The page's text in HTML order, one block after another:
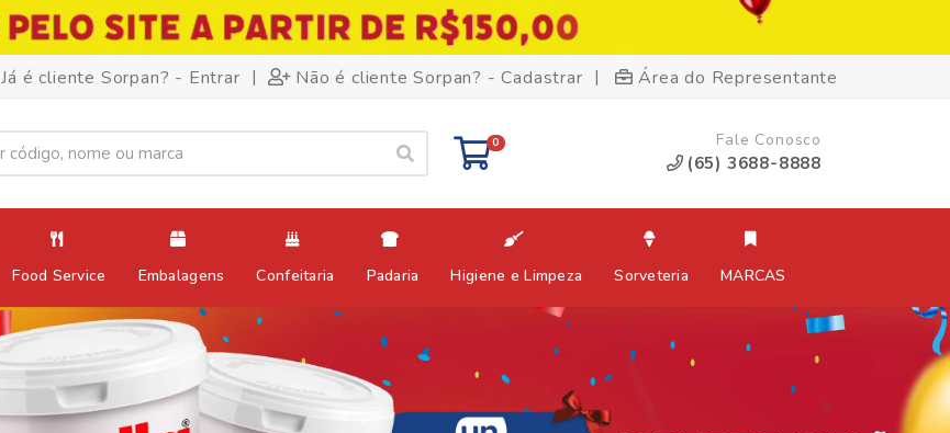
Já é cliente Sorpan? - Entrar | Não é cliente Sorpan? - Cadastrar | Área do Representante
0 Fale Conosco
(65) 3688-8888
Food Service Embalagens Confeitaria Padaria Higiene e Limpeza Sorveteria MARCAS